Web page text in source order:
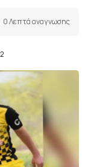
0 Λεπτά αναγνωσης